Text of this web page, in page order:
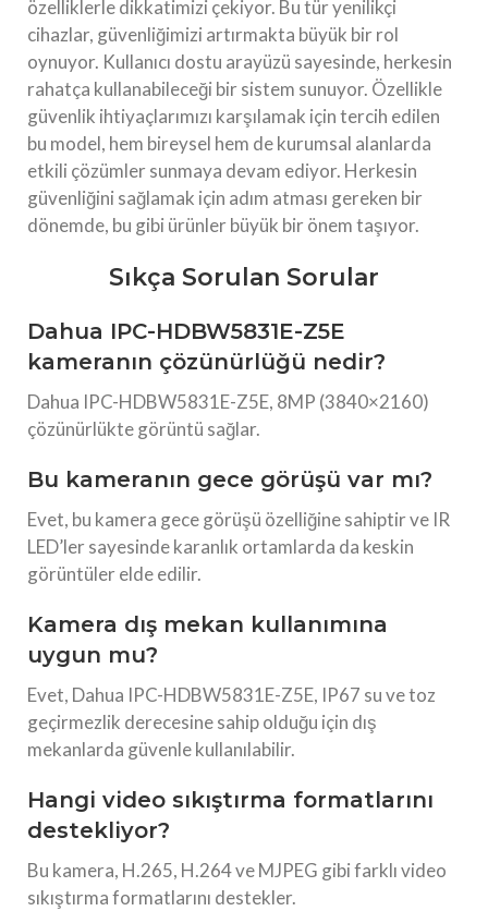
özelliklerle dikkatimizi çekiyor. Bu tür yenilikçi
cihazlar, güvenliğimizi artırmakta büyük bir rol
oynuyor. Kullanıcı dostu arayüzü sayesinde, herkesin
rahatça kullanabileceği bir sistem sunuyor. Özellikle
güvenlik ihtiyaçlarımızı karşılamak için tercih edilen
bu model, hem bireysel hem de kurumsal alanlarda
etkili çözümler sunmaya devam ediyor. Herkesin
güvenliğini sağlamak için adım atması gereken bir
dönemde, bu gibi ürünler büyük bir önem taşıyor.
Sıkça Sorulan Sorular
Dahua IPC-HDBW5831E-Z5E
kameranın çözünürlüğü nedir?
Dahua IPC-HDBW5831E-Z5E, 8MP (3840×2160)
çözünürlükte görüntü sağlar.
Bu kameranın gece görüşü var mı?
Evet, bu kamera gece görüşü özelliğine sahiptir ve IR
LED’ler sayesinde karanlık ortamlarda da keskin
görüntüler elde edilir.
Kamera dış mekan kullanımına
uygun mu?
Evet, Dahua IPC-HDBW5831E-Z5E, IP67 su ve toz
geçirmezlik derecesine sahip olduğu için dış
mekanlarda güvenle kullanılabilir.
Hangi video sıkıştırma formatlarını
destekliyor?
Bu kamera, H.265, H.264 ve MJPEG gibi farklı video
sıkıştırma formatlarını destekler.